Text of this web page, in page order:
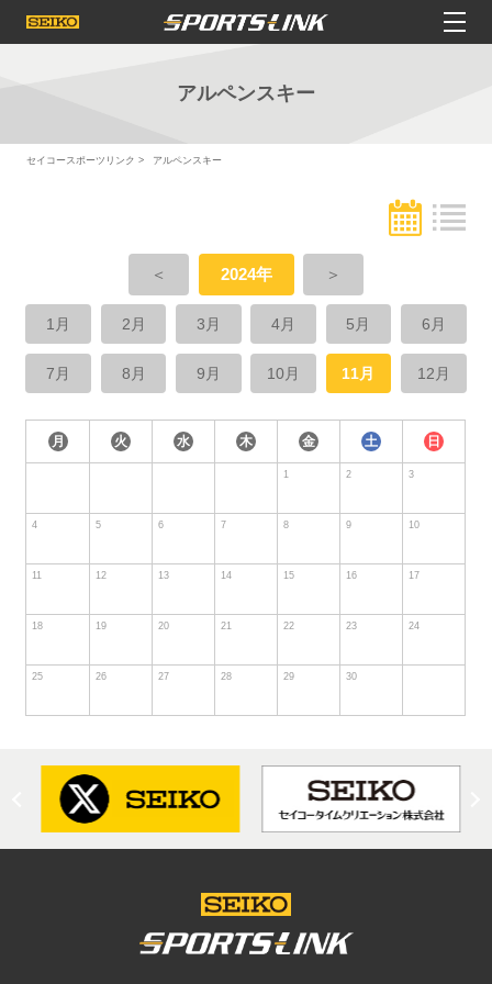
アルペンスキー
セイコースポーツリンク アルペンスキー
＜ 2024年 ＞
1月 2月 3月 4月 5月 6月
7月 8月 9月 10月 11月 12月
月 火 水 木 金 土 日
1 2 3
4 5 6 7 8 9 10
11 12 13 14 15 16 17
18 19 20 21 22 23 24
25 26 27 28 29 30